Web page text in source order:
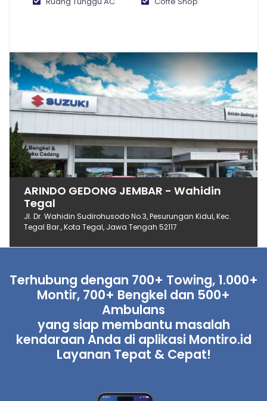
ARINDO GEDONG JEMBAR - Wahidin
Tegal
Jl. Dr. Wahidin Sudirohusodo No.3, Pesurungan Kidul, Kec.
Tegal Bar., Kota Tegal, Jawa Tengah 52117
Terhubung dengan 700+ Towing, 1.000+
Montir, 700+ Bengkel dan 500+
Ambulans
yang siap membantu masalah
kendaraan Anda di aplikasi Montiro.id
Layanan Tepat & Cepat!